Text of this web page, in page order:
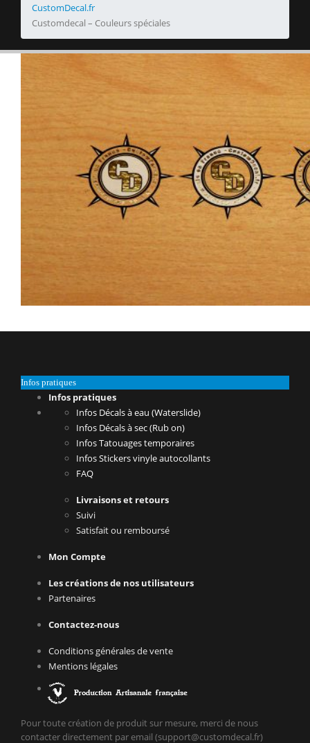
CustomDecal.fr
Customdecal – Couleurs spéciales
Infos pratiques
Infos pratiques
Infos Décals à eau (Waterslide)
Infos Décals à sec (Rub on)
Infos Tatouages temporaires
Infos Stickers vinyle autocollants
FAQ
Livraisons et retours
Suivi
Satisfait ou remboursé
Mon Compte
Les créations de nos utilisateurs
Partenaires
Contactez-nous
Conditions générales de vente
Mentions légales
Pour toute création de produit sur mesure, merci de nous
contacter directement par email (support@customdecal.fr)